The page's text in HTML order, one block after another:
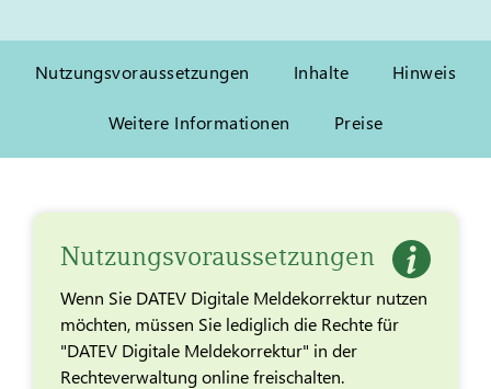
Nutzungsvoraussetzungen Inhalte Hinweis
Weitere Informationen Preise
Nutzungsvoraussetzungen
Wenn Sie DATEV Digitale Meldekorrektur nutzen
möchten, müssen Sie lediglich die Rechte für
"DATEV Digitale Meldekorrektur" in der
Rechteverwaltung online freischalten.